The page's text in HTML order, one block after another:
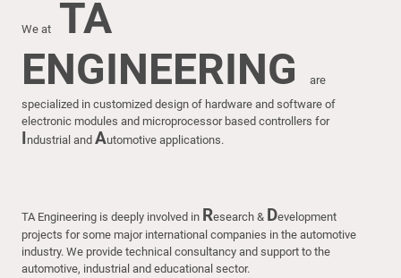
We at TA
ENGINEERING
are
specialized in customized design of hardware and software of
electronic modules and microprocessor based controllers for
ndustrial and Automotive applications.
TA Engineering is deeply involved in Research & Development
projects for some major international companies in the automotive
industry. We provide technical consultancy and support to the
automotive, industrial and educational sector.